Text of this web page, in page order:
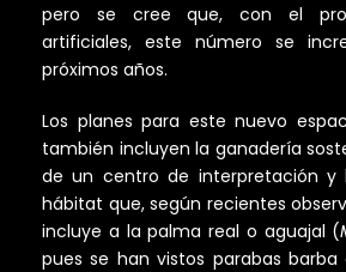
pero se cree que, con el
artificiales, este número se
próximos años.
Los planes para este nuevo
también incluyen la ganadería
de un centro de interpretación y
hábitat que, según recientes
incluye a la palma real o aguajal (
pues se han vistos parabas barba